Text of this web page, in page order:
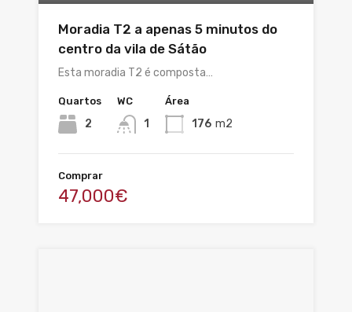
Moradia T2 a apenas 5 minutos do
centro da vila de Sátão
Esta moradia T2 é composta…
Quartos
2
WC
1
Área
176 m2
Comprar
47,000€